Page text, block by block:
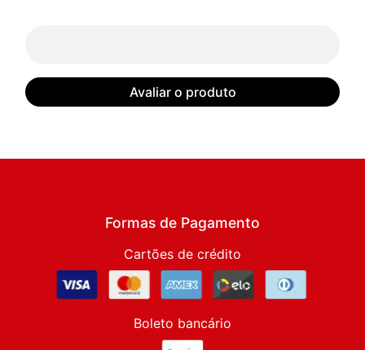
Avaliar o produto
Formas de Pagamento
Cartões de crédito
Boleto bancário